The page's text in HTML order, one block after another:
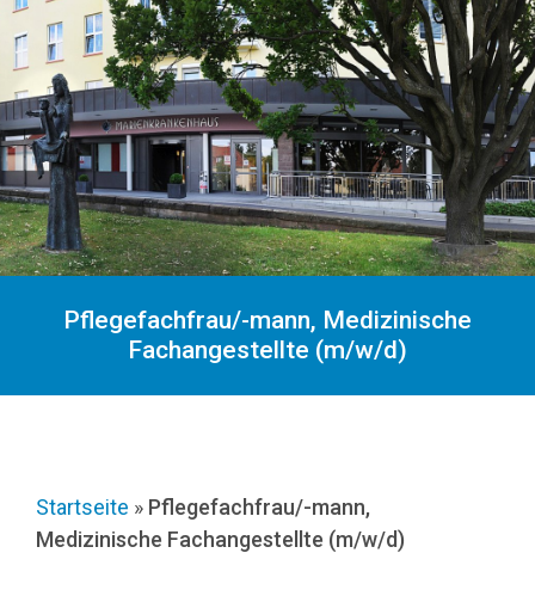
Pflegefachfrau/-mann, Medizinische
Fachangestellte (m/w/d)
Startseite » Pflegefachfrau/-mann,
Medizinische Fachangestellte (m/w/d)